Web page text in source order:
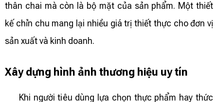
thân chai mà còn là bộ mặt của sản phẩm. Một thiết
kế chỉn chu mang lại nhiều giá trị thiết thực cho đơn vị
sản xuất và kinh doanh.
Xây dựng hình ảnh thương hiệu uy tín
Khi người tiêu dùng lựa chọn thực phẩm hay thức